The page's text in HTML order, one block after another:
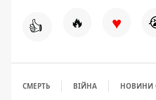
👍 🔥 ♥
СМЕРТЬ ВІЙНА НОВИНИ